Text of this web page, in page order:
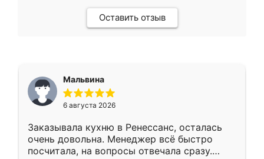
Оставить отзыв
Мальвина
6 августа 2026
Заказывала кухню в Ренессанс, осталась
очень довольна. Менеджер всё быстро
посчитала, на вопросы отвечала сразу.